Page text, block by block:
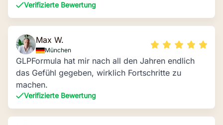
Verifizierte Bewertung
Max W.
München
GLPFormula hat mir nach all den Jahren endlich
das Gefühl gegeben, wirklich Fortschritte zu
machen.
Verifizierte Bewertung